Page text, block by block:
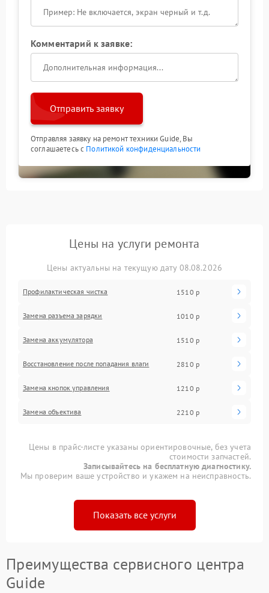
Комментарий к заявке:
Отправить заявку
Отправляя заявку на ремонт техники Guide, Вы
соглашаетесь с Политикой конфиденциальности
Цены на услуги ремонта
Цены актуальны на текущую дату 08.08.2026
Профилактическая чистка 1510 р
Замена разъема зарядки 1010 р
Замена аккумулятора 1510 р
Восстановление после попадания влаги 2810 р
Замена кнопок управления 1210 р
Замена объектива 2210 р
Цены в прайс-листе указаны ориентировочные, без учета
стоимости запчастей.
Записывайтесь на бесплатную диагностику.
Мы проверим ваше устройство и укажем на неисправность.
Показать все услуги
Преимущества сервисного центра
Guide